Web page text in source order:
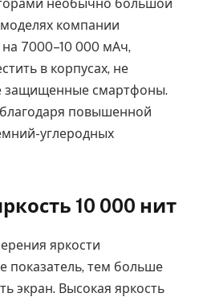
необычно большой
компании
7000–10 000 мАч,
в корпусах, не
защищенные смартфоны.
повышенной
углеродных
10 000 нит
яркости
показатель, тем больше
экран. Высокая яркость